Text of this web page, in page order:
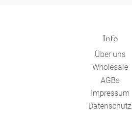
Info
Über uns
Wholesale
AGBs
Impressum
Datenschutz